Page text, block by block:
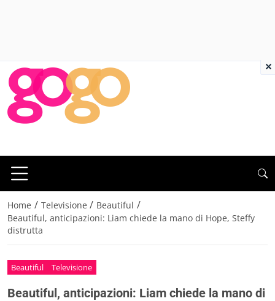
Home / Televisione / Beautiful /
Beautiful, anticipazioni: Liam chiede la mano di Hope, Steffy
distrutta
Beautiful Televisione
Beautiful, anticipazioni: Liam chiede la mano di
×